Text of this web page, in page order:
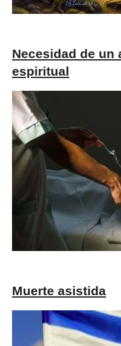
Necesidad de un
espiritual
Muerte asistida